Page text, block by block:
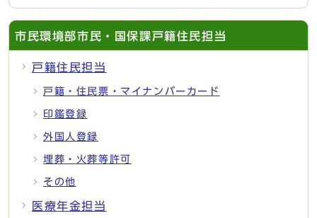
市民環境部市民・国保課戸籍住民担当
戸籍住民担当
戸籍・住民票・マイナンバーカード
印鑑登録
外国人登録
埋葬・火葬等許可
その他
医療年金担当